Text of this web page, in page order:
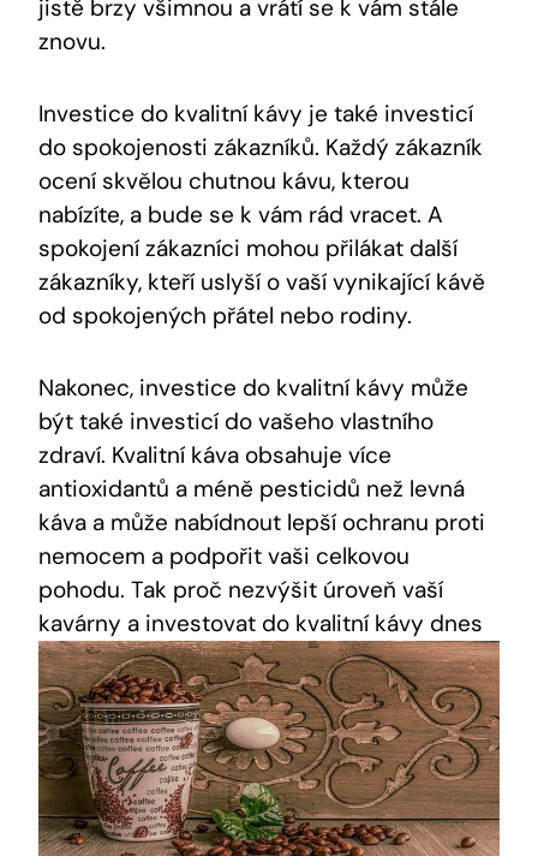
jistě brzy všimnou a vrátí se k vám stále
znovu.
Investice do kvalitní kávy je také investicí
do spokojenosti zákazníků. Každý zákazník
ocení skvělou chutnou kávu, kterou
nabízíte, a bude se k vám rád vracet. A
spokojení zákazníci mohou přilákat další
zákazníky, kteří uslyší o vaší vynikající kávě
od spokojených přátel nebo rodiny.
Nakonec, investice do kvalitní kávy může
být také investicí do vašeho vlastního
zdraví. Kvalitní káva obsahuje více
antioxidantů a méně pesticidů než levná
káva a může nabídnout lepší ochranu proti
nemocem a podpořit vaši celkovou
pohodu. Tak proč nezvýšit úroveň vaší
kavárny a investovat do kvalitní kávy dnes